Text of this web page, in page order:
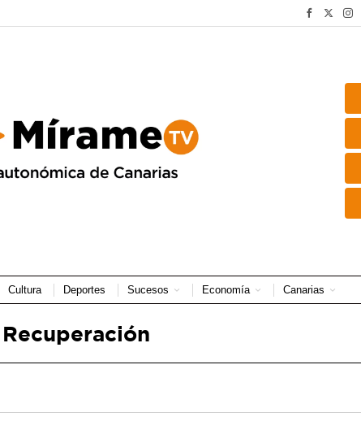
Cultura Deportes Sucesos Economía Canarias
Recuperación